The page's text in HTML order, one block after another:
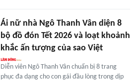
Ái nữ nhà Ngô Thanh Vân diện 8
bộ đồ đón Tết 2026 và loạt khoảnh
khắc ấn tượng của sao Việt
Diễn viên Ngô Thanh Vân chuẩn bị 8 trang
phục đa dạng cho con gái đầu lòng trong dịp